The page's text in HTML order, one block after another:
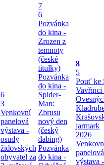
6
3
Venkovní
panelová
výstava -
osudy
židovských
obyvatel za
7
6
Pozvánka
do kina -
Zrozen z
temnoty
(české
titulky)
Pozvánka
do kina -
Spider-
Man:
Zbrusu
nový den
(český
dabing)
Pozvánka
do kina -
8
5
Pouť ke
Vavřinci
jarmark
2026
panelová
výstava -